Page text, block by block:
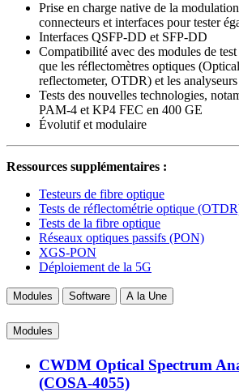
Prise en charge native de la
connecteurs et interfaces pour tester
Interfaces QSFP-DD et SFP-DD
Compatibilité avec des modules de
que les réflectomètres optiques
reflectometer, OTDR) et les
Tests des nouvelles technologies,
PAM-4 et KP4 FEC en 400 GE
Évolutif et modulaire
Ressources supplémentaires :
Testeurs de fibre optique
Tests de réflectométrie optique
Tests de la fibre optique
Réseaux optiques passifs (PON)
XGS-PON
Déploiement de la 5G
Modules Software A la Une
Modules
CWDM Optical Spectrum
(COSA-4055)